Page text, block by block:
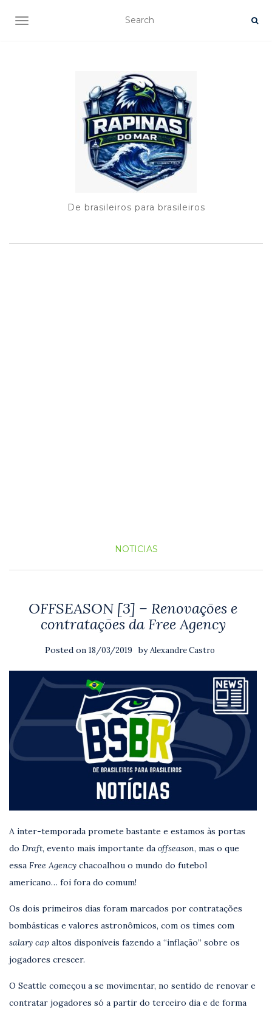
TOGGLE NAVIGATION
De brasileiros para brasileiros
NOTICIAS
OFFSEASON [3] – Renovações e
contratações da Free Agency
Posted on 18/03/2019 byAlexandre Castro
A inter-temporada promete bastante e estamos às portas
do Draft, evento mais importante da offseason, mas o que
essa Free Agency chacoalhou o mundo do futebol
americano… foi fora do comum!
Os dois primeiros dias foram marcados por contratações
bombásticas e valores astronômicos, com os times com
salary cap altos disponíveis fazendo a “inflação” sobre os
jogadores crescer.
O Seattle começou a se movimentar, no sentido de renovar e
contratar jogadores só a partir do terceiro dia e de forma